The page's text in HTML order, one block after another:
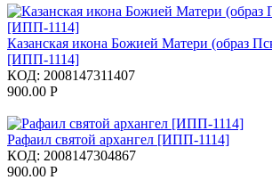
Казанская икона Божией Матери (образ
[ИПП-1114]
КОД: 2008147311407
900.00 Р
Рафаил святой архангел [ИПП-1114]
КОД: 2008147304867
900.00 Р